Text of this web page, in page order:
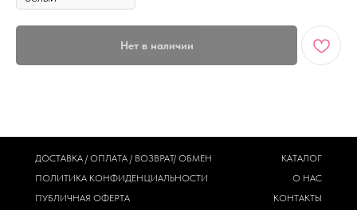
Нет в наличии
ДОСТАВКА / ОПЛАТА / ВОЗВРАТ/ ОБМЕН
ПОЛИТИКА КОНФИДЕНЦИАЛЬНОСТИ
ПУБЛИЧНАЯ ОФЕРТА
КАТАЛОГ
О НАС
КОНТАКТЫ